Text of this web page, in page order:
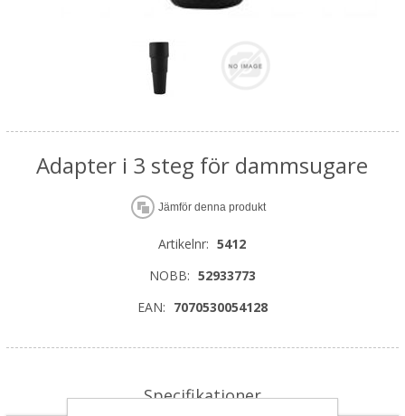
Adapter i 3 steg för dammsugare
Jämför denna produkt
Artikelnr: 5412
NOBB: 52933773
EAN: 7070530054128
Specifikationer